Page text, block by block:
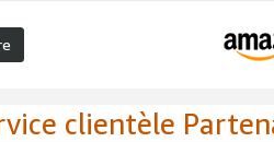
clientèle